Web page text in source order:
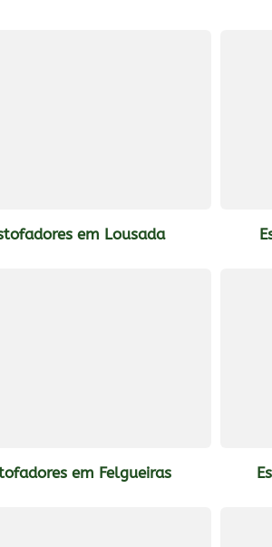
em Lousada
em Felgueiras